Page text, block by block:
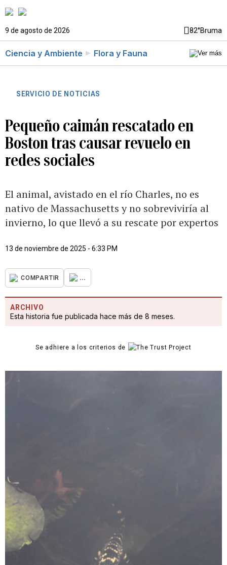
9 de agosto de 2026 82°Bruma
Ciencia y Ambiente Flora y Fauna
SERVICIO DE NOTICIAS
Pequeño caimán rescatado en
Boston tras causar revuelo en
redes sociales
El animal, avistado en el río Charles, no es
nativo de Massachusetts y no sobreviviría al
invierno, lo que llevó a su rescate por expertos
13 de noviembre de 2025 - 6:33 PM
COMPARTIR ...
ARCHIVO
Esta historia fue publicada hace más de 8 meses.
Se adhiere a los criterios de